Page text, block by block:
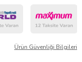
Ürün Güvenliği Bilgileri